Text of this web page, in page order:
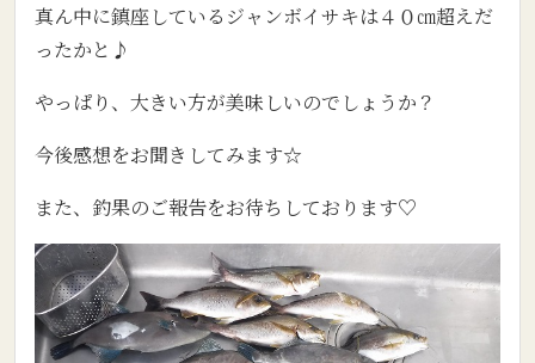
真ん中に鎮座しているジャンボイサキは４０㎝超えだ
ったかと♪
やっぱり、大きい方が美味しいのでしょうか？
今後感想をお聞きしてみます☆
また、釣果のご報告をお待ちしております♡